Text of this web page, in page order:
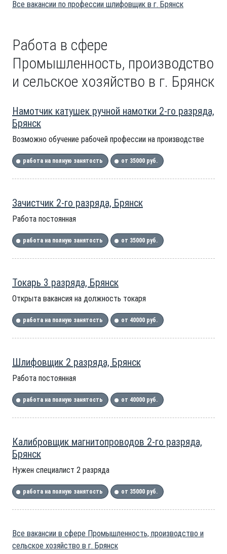
Все вакансии по профессии шлифовщик в г. Брянск
Работа в сфере
Промышленность, производство
и сельское хозяйство в г. Брянск
Намотчик катушек ручной намотки 2-го разряда,
Брянск
Возможно обучение рабочей профессии на производстве
работа на полную занятость от 35000 руб.
Зачистчик 2-го разряда, Брянск
Работа постоянная
работа на полную занятость от 35000 руб.
Токарь 3 разряда, Брянск
Открыта вакансия на должность токаря
работа на полную занятость от 40000 руб.
Шлифовщик 2 разряда, Брянск
Работа постоянная
работа на полную занятость от 40000 руб.
Калибровщик магнитопроводов 2-го разряда,
Брянск
Нужен специалист 2 разряда
работа на полную занятость от 35000 руб.
Все вакансии в сфере Промышленность, производство и
сельское хозяйство в г. Брянск